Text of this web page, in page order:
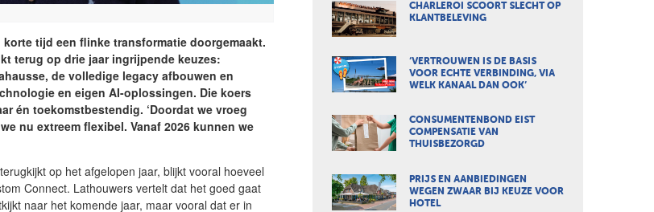
tijd een flinke transformatie doorgemaakt.
terug op drie jaar ingrijpende keuzes:
de volledige legacy afbouwen en
en eigen AI-oplossingen. Die koers
én toekomstbestendig. ‘Doordat we vroeg
nu extreem flexibel. Vanaf 2026 kunnen we
op het afgelopen jaar, blijkt vooral hoeveel
Connect. Lathouwers vertelt dat het goed gaat
naar het komende jaar, maar vooral dat er in
CHARLEROI SCOORT SLECHT OP
KLANTBELEVING
‘VERTROUWEN IS DE BASIS
VOOR ECHTE VERBINDING, VIA
WELK KANAAL DAN OOK’
CONSUMENTENBOND EIST
COMPENSATIE VAN
THUISBEZORGD
PRIJS EN AANBIEDINGEN
WEGEN ZWAAR BIJ KEUZE VOOR
HOTEL